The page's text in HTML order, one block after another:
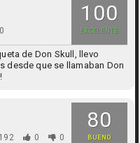
100
EXCELENTE
0
de Don Skull, llevo
desde que se llamaban Don
80
BUENO
192 0 0